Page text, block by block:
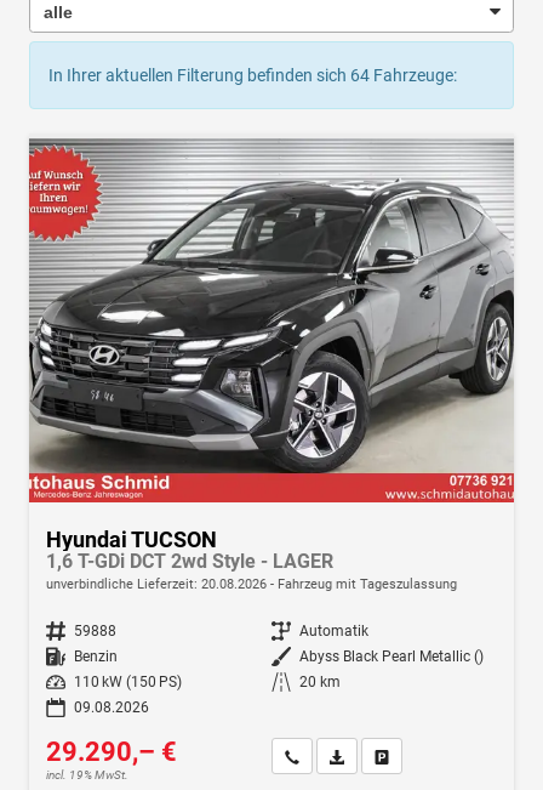
In Ihrer aktuellen Filterung befinden sich 64 Fahrzeuge:
Hyundai TUCSON
1,6 T-GDi DCT 2wd Style - LAGER
unverbindliche Lieferzeit: 20.08.2026 Fahrzeug mit Tageszulassung
Fahrzeugnr. 59888 Getriebe Automatik
Kraftstoff Benzin Außenfarbe Abyss Black Pearl Metallic ()
Leistung
110 kW (150 PS) Kilometerstand 20 km
09.08.2026
29.290,– €
incl. 19% MwSt.
Wir rufen Sie anFahrzeugexposé (PDF)